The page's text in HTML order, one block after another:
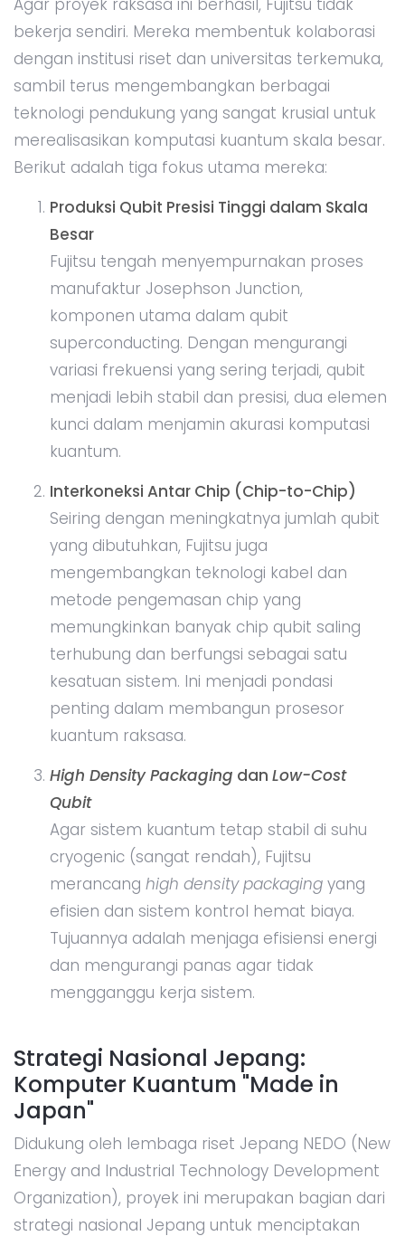
Agar proyek raksasa ini berhasil, Fujitsu tidak
bekerja sendiri. Mereka membentuk kolaborasi
dengan institusi riset dan universitas terkemuka,
sambil terus mengembangkan berbagai
teknologi pendukung yang sangat krusial untuk
merealisasikan komputasi kuantum skala besar.
Berikut adalah tiga fokus utama mereka:
Produksi Qubit Presisi Tinggi dalam Skala
Besar
Fujitsu tengah menyempurnakan proses
manufaktur Josephson Junction,
komponen utama dalam qubit
superconducting. Dengan mengurangi
variasi frekuensi yang sering terjadi, qubit
menjadi lebih stabil dan presisi, dua elemen
kunci dalam menjamin akurasi komputasi
kuantum.
Interkoneksi Antar Chip (Chip-to-Chip)
Seiring dengan meningkatnya jumlah qubit
yang dibutuhkan, Fujitsu juga
mengembangkan teknologi kabel dan
metode pengemasan chip yang
memungkinkan banyak chip qubit saling
terhubung dan berfungsi sebagai satu
kesatuan sistem. Ini menjadi pondasi
penting dalam membangun prosesor
kuantum raksasa.
High Density Packaging dan Low-Cost
Qubit
Agar sistem kuantum tetap stabil di suhu
cryogenic (sangat rendah), Fujitsu
merancang high density packaging yang
efisien dan sistem kontrol hemat biaya.
Tujuannya adalah menjaga efisiensi energi
dan mengurangi panas agar tidak
mengganggu kerja sistem.
Strategi Nasional Jepang:
Komputer Kuantum "Made in
Japan"
Didukung oleh lembaga riset Jepang NEDO (New
Energy and Industrial Technology Development
Organization), proyek ini merupakan bagian dari
strategi nasional Jepang untuk menciptakan